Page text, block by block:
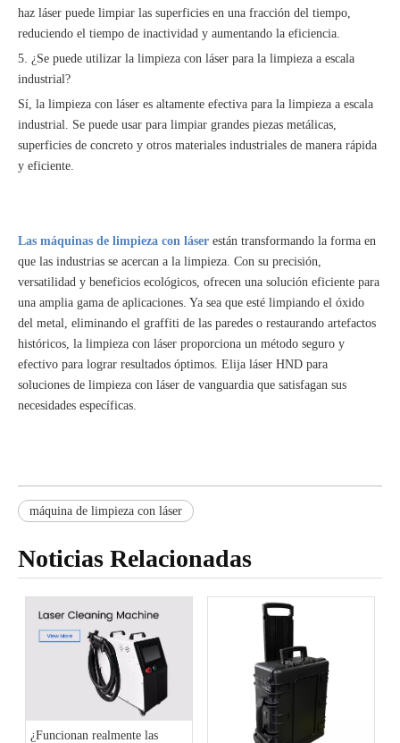
haz láser puede limpiar las superficies en una fracción del tiempo,
reduciendo el tiempo de inactividad y aumentando la eficiencia.
5. ¿Se puede utilizar la limpieza con láser para la limpieza a escala
industrial?
Sí, la limpieza con láser es altamente efectiva para la limpieza a escala
industrial. Se puede usar para limpiar grandes piezas metálicas,
superficies de concreto y otros materiales industriales de manera rápida
y eficiente.
Las máquinas de limpieza con láser están transformando la forma en
que las industrias se acercan a la limpieza. Con su precisión,
versatilidad y beneficios ecológicos, ofrecen una solución eficiente para
una amplia gama de aplicaciones. Ya sea que esté limpiando el óxido
del metal, eliminando el graffiti de las paredes o restaurando artefactos
históricos, la limpieza con láser proporciona un método seguro y
efectivo para lograr resultados óptimos. Elija láser HND para
soluciones de limpieza con láser de vanguardia que satisfagan sus
necesidades específicas.
máquina de limpieza con láser
Noticias Relacionadas
¿Funcionan realmente las